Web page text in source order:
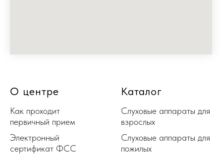
О центре
Как проходит
первичный прием
Электронный
сертификат ФСС
Каталог
Слуховые аппараты для
взрослых
Слуховые аппараты для
пожилых